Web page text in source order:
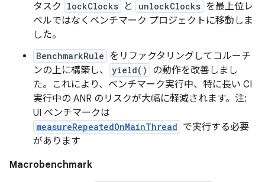
タスク
lockClocks と unlockClocks を最上位レ
ベルではなくベンチマーク プロジェクトに移動しま
した。
BenchmarkRule をリファクタリングしてコルーチ
ンの上に構築し、
yield()
の動作を改善しまし
た。これにより、ベンチマーク実行中、特に長い CI
実行中の ANR のリスクが大幅に軽減されます。注:
UI ベンチマークは
measureRepeatedOnMainThread で実行する必要
があります
Macrobenchmark